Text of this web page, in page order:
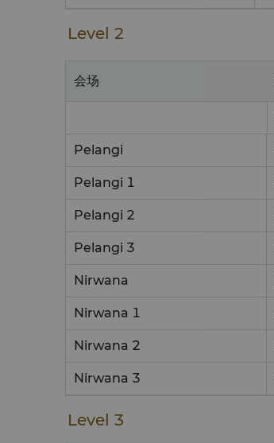
Level 2
会场
Pelangi
Pelangi 1
Pelangi 2
Pelangi 3
Nirwana
Nirwana 1
Nirwana 2
Nirwana 3
Level 3